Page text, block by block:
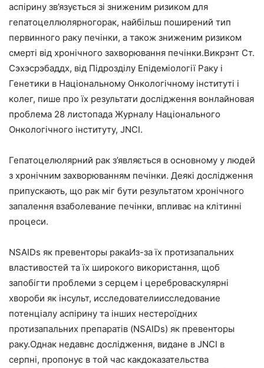
аспірину зв’язується зі зниженим ризиком для
гепатоцеллюлярногорак, найбільш поширений тип
первинного раку печінки, а також зниженим ризиком
смерті від хронічного захворювання печінки.Викрэнт Ст.
Сэхэсрэбаддх, від Підрозділу Епідеміології Раку і
Генетики в Національному Онкологічному інституті і
колег, пише про їх результати дослідження вонлайновая
проблема 28 листопада Журналу Національного
Онкологічного інституту, JNCI.
Гепатоцелюлярний рак з’являється в основному у людей
з хронічним захворюванням печінки. Деякі дослідження
припускають, що рак міг бути результатом хронічного
запалення взаболевание печінки, впливає на клітинні
процеси.
NSAIDs як превенторы ракаИз-за їх протизапальних
властивостей та їх широкого використання, щоб
запобігти проблеми з серцем і цереброваскулярні
хвороби як інсульт, исследователиисследование
потенціалу аспірину та інших нестероїдних
протизапальних препаратів (NSAIDs) як превенторы
раку.Однак недавнє дослідження, видане в JNCI в
серпні, пропонує в той час какдоказательства